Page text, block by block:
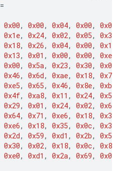
=
0x00, 0x00, 0x04, 0x00, 0x01
0x1e, 0x24, 0x02, 0x05, 0x37
0x18, 0x26, 0x04, 0x00, 0x11
0x13, 0x01 , 0x00, 0x00, 0xee
0x00, 0x5a, 0x23, 0x30, 0x0a
0x46, 0x6d, 0xae, 0x18, 0x72
0xe5, 0x65, 0x46, 0x8e, 0xba
0x4f, 0xa8, 0x11 , 0x24, 0x50
0x29, 0x01 , 0x24, 0x02, 0x60
0x64, 0x71 , 0xe6, 0x18, 0x35
0xe6, 0x18, 0x35, 0x0c, 0x30
0x2d, 0x59, 0xd1 , 0x2b, 0x55
0x30, 0x02, 0x18, 0x0c, 0x80
0xe0, 0xd1 , 0x2a, 0x69, 0x02